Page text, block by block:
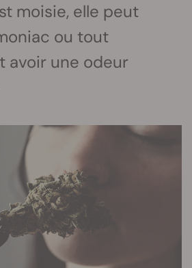
moisie, elle peut
ou tout
avoir une odeur